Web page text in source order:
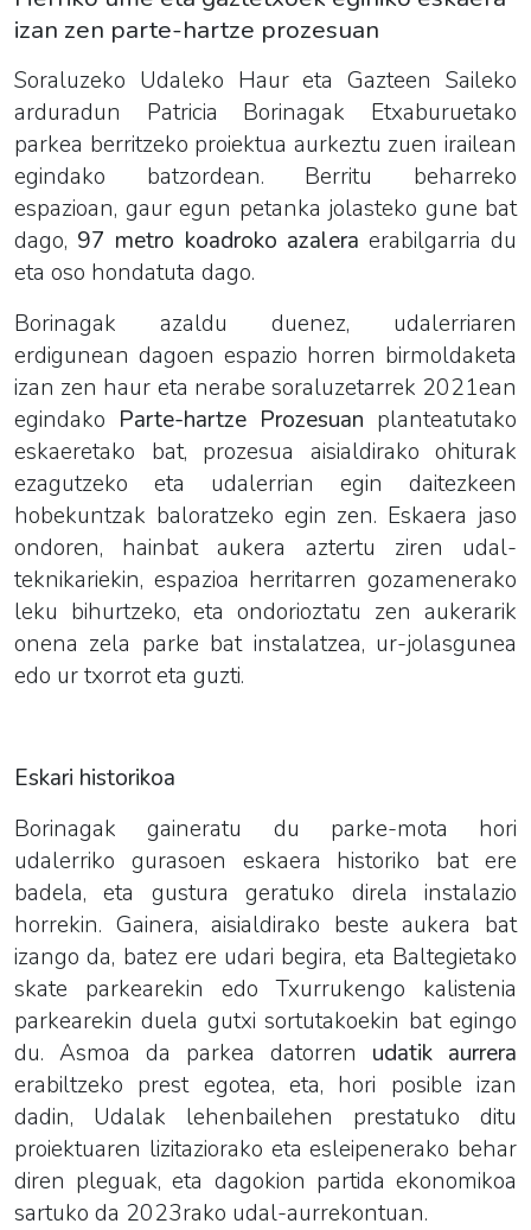
izan zen parte-hartze prozesuan
Soraluzeko Udaleko Haur eta Gazteen Saileko
arduradun Patricia Borinagak Etxaburuetako
parkea berritzeko proiektua aurkeztu zuen irailean
egindako batzordean. Berritu beharreko
espazioan, gaur egun petanka jolasteko gune bat
dago, 97 metro koadroko azalera erabilgarria du
eta oso hondatuta dago.
Borinagak azaldu duenez, udalerriaren
erdigunean dagoen espazio horren birmoldaketa
izan zen haur eta nerabe soraluzetarrek 2021ean
egindako Parte-hartze Prozesuan planteatutako
eskaeretako bat, prozesua aisialdirako ohiturak
ezagutzeko eta udalerrian egin daitezkeen
hobekuntzak baloratzeko egin zen. Eskaera jaso
ondoren, hainbat aukera aztertu ziren udal-
teknikariekin, espazioa herritarren gozamenerako
leku bihurtzeko, eta ondorioztatu zen aukerarik
onena zela parke bat instalatzea, ur-jolasgunea
edo ur txorrot eta guzti.
Eskari historikoa
Borinagak gaineratu du parke-mota hori
udalerriko gurasoen eskaera historiko bat ere
badela, eta gustura geratuko direla instalazio
horrekin. Gainera, aisialdirako beste aukera bat
izango da, batez ere udari begira, eta Baltegietako
skate parkearekin edo Txurrukengo kalistenia
parkearekin duela gutxi sortutakoekin bat egingo
du. Asmoa da parkea datorren udatik aurrera
erabiltzeko prest egotea, eta, hori posible izan
dadin, Udalak lehenbailehen prestatuko ditu
proiektuaren lizitaziorako eta esleipenerako behar
diren pleguak, eta dagokion partida ekonomikoa
sartuko da 2023rako udal-aurrekontuan.